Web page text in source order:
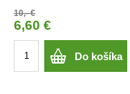
10,- €
6,60 €
Do košíka